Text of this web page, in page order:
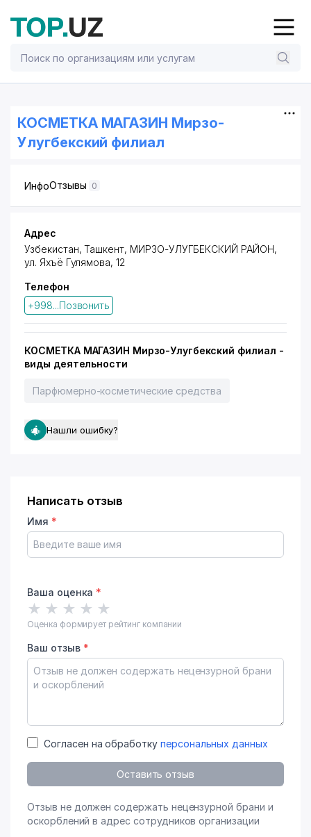
КОСМЕТКА МАГАЗИН Мирзо-
Улугбекский филиал
ИнфоОтзывы 0
Адрес
Узбекистан, Ташкент, МИРЗО-УЛУГБЕКСКИЙ РАЙОН,
ул. Яхъё Гулямова, 12
Телефон
+998...Позвонить
КОСМЕТКА МАГАЗИН Мирзо-Улугбекский филиал -
виды деятельности
Парфюмерно-косметические средства
Нашли ошибку?
Написать отзыв
Имя *
Ваша оценка *
★ ★ ★ ★ ★
Оценка формирует рейтинг компании
Ваш отзыв *
Согласен на обработку персональных данных
Оставить отзыв
Отзыв не должен содержать нецензурной брани и
оскорблений в адрес сотрудников организации